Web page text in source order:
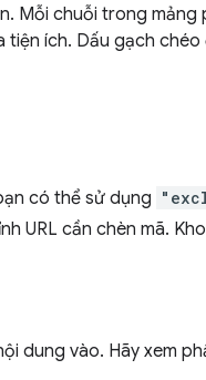
Mỗi chuỗi trong
ích. Dấu gạch
có thể sử dụng
URL cần chèn mã.
dung vào. Hãy xem